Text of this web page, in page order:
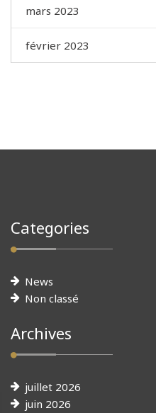
mars 2023
février 2023
Categories
News
Non classé
Archives
juillet 2026
juin 2026